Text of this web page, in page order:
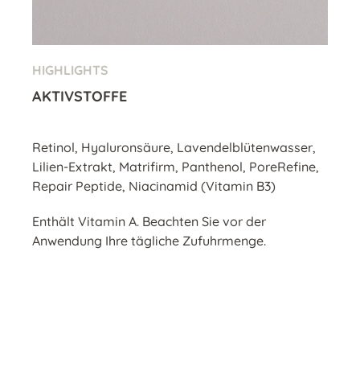
HIGHLIGHTS
AKTIVSTOFFE
Retinol, Hyaluronsäure, Lavendelblütenwasser,
Lilien-Extrakt, Matrifirm, Panthenol, PoreRefine,
Repair Peptide, Niacinamid (Vitamin B3)
Enthält Vitamin A. Beachten Sie vor der
Anwendung Ihre tägliche Zufuhrmenge.